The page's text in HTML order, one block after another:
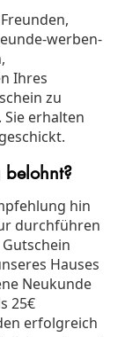
werben-
Ihres
zu
erhalten
belohnt?
hin
durchführen
Hauses
Neukunde
25€
erfolgreich